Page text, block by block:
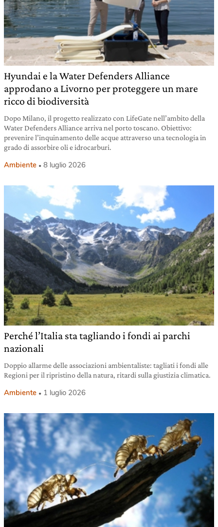
Hyundai e la Water Defenders Alliance
approdano a Livorno per proteggere un mare
ricco di biodiversità
Dopo Milano, il progetto realizzato con LifeGate nell’ambito della
Water Defenders Alliance arriva nel porto toscano. Obiettivo:
prevenire l’inquinamento delle acque attraverso una tecnologia in
grado di assorbire oli e idrocarburi.
Ambiente 8 luglio 2026
Perché l’Italia sta tagliando i fondi ai parchi
nazionali
Doppio allarme delle associazioni ambientaliste: tagliati i fondi alle
Regioni per il ripristino della natura, ritardi sulla giustizia climatica.
Ambiente 1 luglio 2026